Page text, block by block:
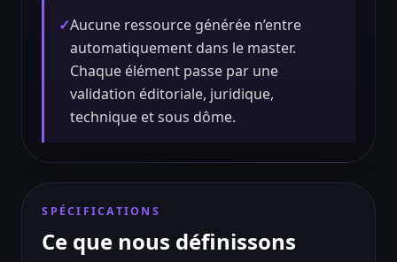
✓Aucune ressource générée n’entre
automatiquement dans le master.
Chaque élément passe par une
validation éditoriale, juridique,
technique et sous dôme.
SPÉCIFICATIONS
Ce que nous définissons